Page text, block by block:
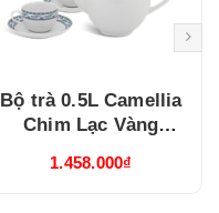
Bộ trà 0.5L Camellia
Chim Lạc Vàng
1.458.000₫